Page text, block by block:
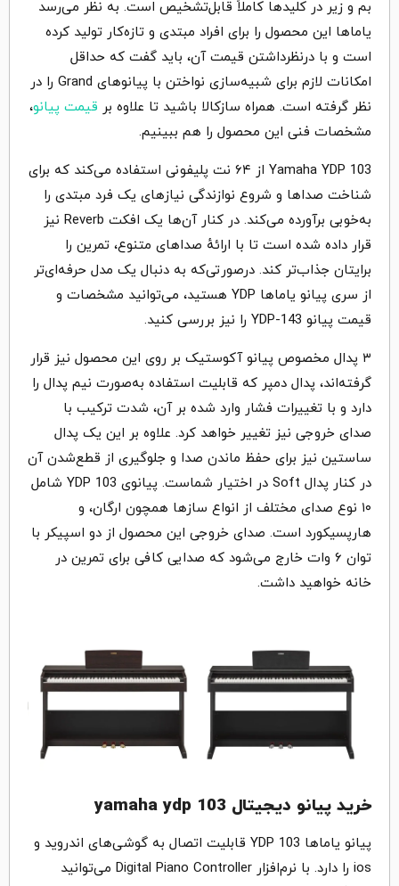
بم و زیر در کلیدها کاملاً قابل‌تشخیص است. به نظر می‌رسد
یاماها این محصول را برای افراد مبتدی و تازه‌کار تولید کرده
است و با درنظرداشتن قیمت آن، باید گفت که حداقل
امکانات لازم برای شبیه‌سازی نواختن با پیانوهای Grand را در
نظر گرفته است. همراه سازکالا باشید تا علاوه بر قیمت پیانو،
مشخصات فنی این محصول را هم ببینیم.
Yamaha YDP 103 از ۶۴ نت پلیفونی استفاده می‌کند که برای
شناخت صداها و شروع نوازندگی نیازهای یک فرد مبتدی را
به‌خوبی برآورده می‌کند. در کنار آن‌ها یک افکت Reverb نیز
قرار داده شده است تا با ارائهٔ صداهای متنوع، تمرین را
برایتان جذاب‌تر کند. درصورتی‌که به دنبال یک مدل حرفه‌ای‌تر
از سری پیانو یاماها YDP هستید، می‌توانید مشخصات و
قیمت پیانو YDP-143 را نیز بررسی کنید.
۳ پدال مخصوص پیانو آکوستیک بر روی این محصول نیز قرار
گرفته‌اند، پدال دمپر که قابلیت استفاده به‌صورت نیم پدال را
دارد و با تغییرات فشار وارد شده بر آن، شدت ترکیب با
صدای خروجی نیز تغییر خواهد کرد. علاوه بر این یک پدال
ساستین نیز برای حفظ ماندن صدا و جلوگیری از قطع‌شدن آن
در کنار پدال Soft در اختیار شماست. پیانوی YDP 103 شامل
۱۰ نوع صدای مختلف از انواع سازها همچون ارگان، و
هارپسیکورد است. صدای خروجی این محصول از دو اسپیکر با
توان ۶ وات خارج می‌شود که صدایی کافی برای تمرین در
خانه خواهید داشت.
خرید پیانو دیجیتال yamaha ydp 103
پیانو یاماها YDP 103 قابلیت اتصال به گوشی‌های اندروید و
ios را دارد. با نرم‌افزار Digital Piano Controller می‌توانید